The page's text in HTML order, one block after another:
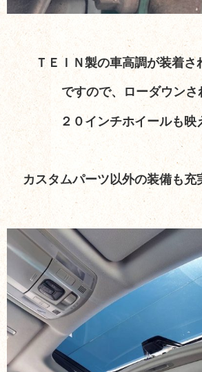
ＴＥＩＮ製の車高調が装着さ
ですので、ローダウンさ
２０インチホイールも映
カスタムパーツ以外の装備も充